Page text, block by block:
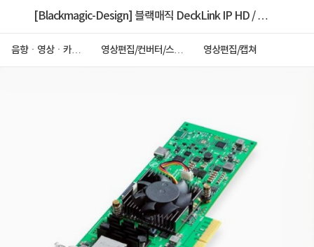
[Blackmagic-Design] 블랙매직 DeckLink IP HD / 이
음향ㆍ영상ㆍ카메
영상편집/컨버터/스위
영상편집/캡쳐